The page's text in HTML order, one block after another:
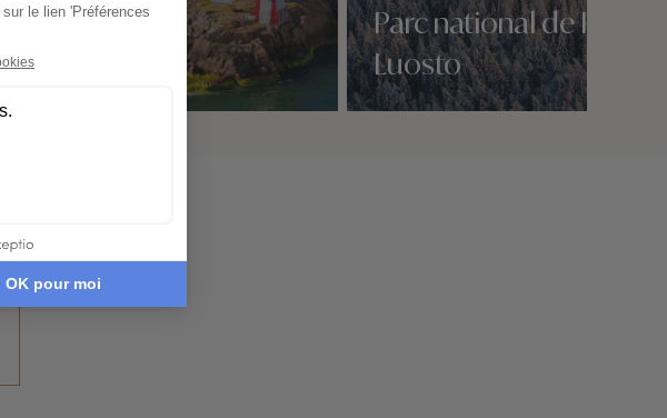
Forteresse de
Suomenlinna
Parc national de Pyhä-
Luosto